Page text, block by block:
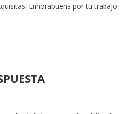
Enhorabuena por tu trabajo